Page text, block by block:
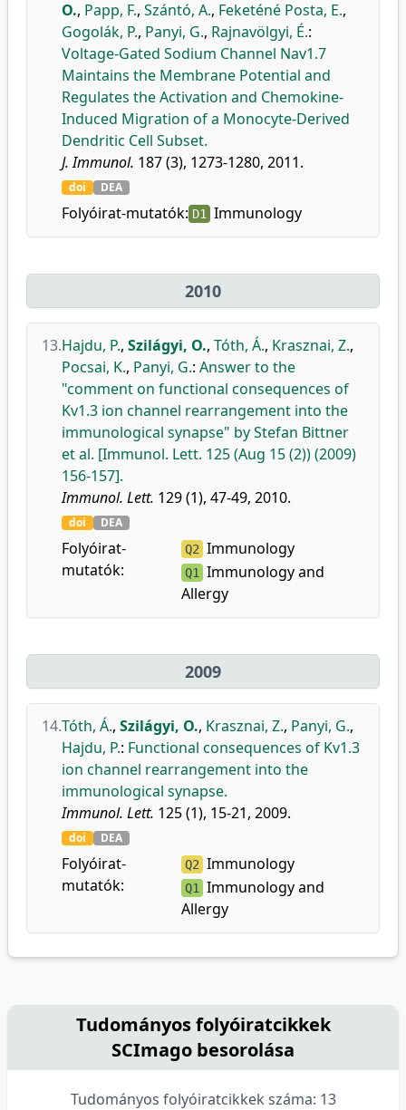
O., Papp, F., Szántó, A., Feketéné Posta, E.,
Gogolák, P., Panyi, G., Rajnavölgyi, É.:
Voltage-Gated Sodium Channel Nav1.7
Maintains the Membrane Potential and
Regulates the Activation and Chemokine-
Induced Migration of a Monocyte-Derived
Dendritic Cell Subset.
J. Immunol. 187 (3), 1273-1280, 2011.
doi DEA
Folyóirat-mutatók: D1 Immunology
2010
13.Hajdu, P., Szilágyi, O., Tóth, Á., Krasznai, Z.,
Pocsai, K., Panyi, G.: Answer to the
"comment on functional consequences of
Kv1.3 ion channel rearrangement into the
immunological synapse" by Stefan Bittner
et al. [Immunol. Lett. 125 (Aug 15 (2)) (2009)
156-157].
Immunol. Lett. 129 (1), 47-49, 2010.
doi DEA
Folyóirat-
mutatók:
Q2 Immunology
Q1
Immunology and
Allergy
2009
14.Tóth, Á., Szilágyi, O., Krasznai, Z., Panyi, G.,
Hajdu, P.: Functional consequences of Kv1.3
ion channel rearrangement into the
immunological synapse.
Immunol. Lett. 125 (1), 15-21, 2009.
doi DEA
Folyóirat-
mutatók:
Q2 Immunology
Q1
Immunology and
Allergy
Tudományos folyóiratcikkek
SCImago besorolása
Tudományos folyóiratcikkek száma: 13